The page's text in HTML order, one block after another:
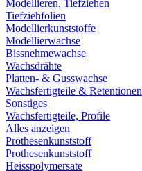
Modellieren, Tiefziehen
Tiefziehfolien
Modellierkunststoffe
Modellierwachse
Bissnehmewachse
Wachsdrähte
Platten- & Gusswachse
Wachsfertigteile & Retentionen
Sonstiges
Wachsfertigteile, Profile
Alles anzeigen
Prothesenkunststoff
Prothesenkunststoff
Heisspolymersate